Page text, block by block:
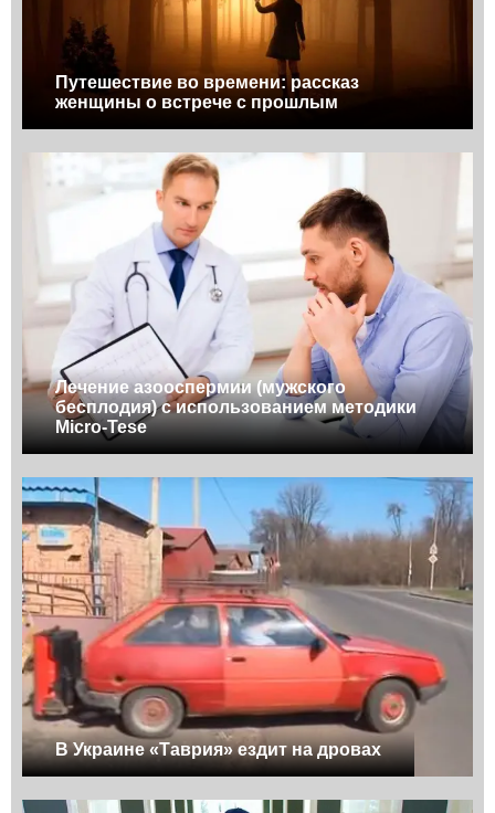
Путешествие во времени: рассказ
женщины о встрече с прошлым
Лечение азооспермии (мужского
бесплодия) с использованием методики
Micro-Tese
В Украине «Таврия» ездит на дровах